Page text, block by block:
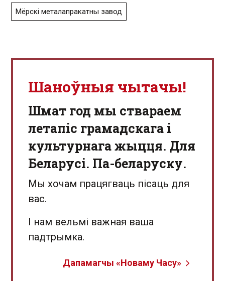
Мёрскі металапракатны завод
Шаноўныя чытачы!
Шмат год мы ствараем
летапіс грамадскага і
культурнага жыцця. Для
Беларусі. Па-беларуску.
Мы хочам працягваць пісаць для
вас.
І нам вельмі важная ваша
падтрымка.
Дапамагчы «Новаму Часу»